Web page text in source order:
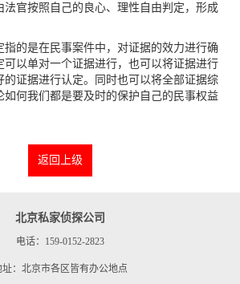
法官按照自己的良心、理性自由判定，形成
指的是在民事案件中，对证据的效力进行确
可以单对一个证据进行，也可以将证据进行
的证据进行认定。同时也可以将全部证据综
如何我们都是要及时的保护自己的民事权益
返回上级
北京私家侦探公司
电话：159-0152-2823
址：北京市各区皆有办公地点